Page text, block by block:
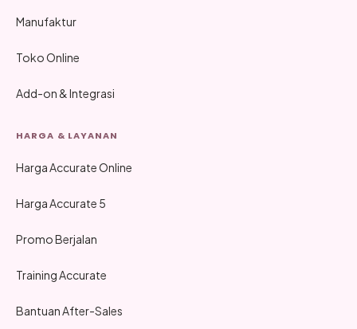
Manufaktur
Toko Online
Add-on & Integrasi
HARGA & LAYANAN
Harga Accurate Online
Harga Accurate 5
Promo Berjalan
Training Accurate
Bantuan After-Sales